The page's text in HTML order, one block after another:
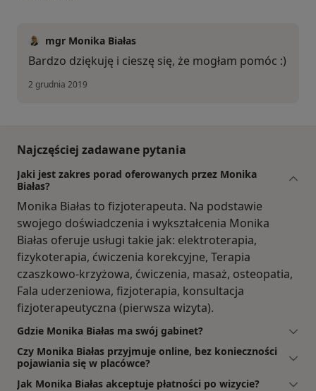
mgr Monika Białas
Bardzo dziękuję i cieszę się, że mogłam pomóc :)
2 grudnia 2019
Najczęściej zadawane pytania
Jaki jest zakres porad oferowanych przez Monika
Białas?
Monika Białas to fizjoterapeuta. Na podstawie
swojego doświadczenia i wykształcenia Monika
Białas oferuje usługi takie jak: elektroterapia,
fizykoterapia, ćwiczenia korekcyjne, Terapia
czaszkowo-krzyżowa, ćwiczenia, masaż, osteopatia,
Fala uderzeniowa, fizjoterapia, konsultacja
fizjoterapeutyczna (pierwsza wizyta).
Gdzie Monika Białas ma swój gabinet?
Czy Monika Białas przyjmuje online, bez konieczności
pojawiania się w placówce?
Jak Monika Białas akceptuje płatności po wizycie?